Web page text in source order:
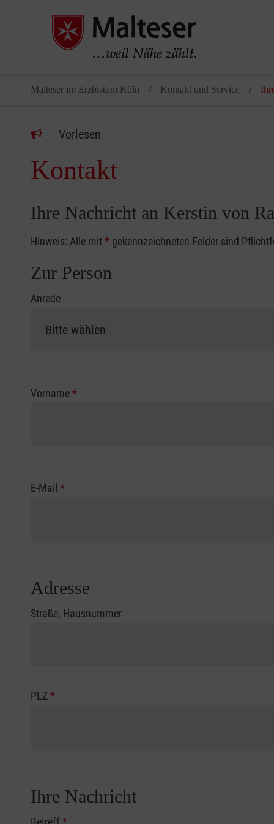
Malteser im Erzbistum Köln Kontakt und Service
Vorlesen
Kontakt
Ihre Nachricht an Kerstin von
Hinweis: Alle mit* gekennzeichneten Felder sind
Zur Person
Anrede
Vorname*
E-Mail *
Adresse
Straße, Hausnummer
PLZ*
Ihre Nachricht